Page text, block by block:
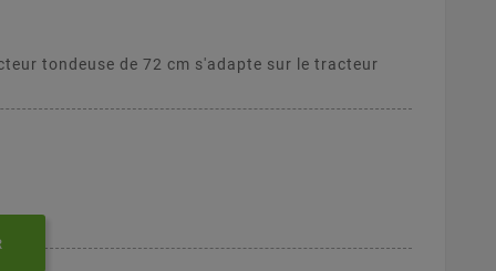
tondeuse de 72 cm s'adapte sur le tracteur